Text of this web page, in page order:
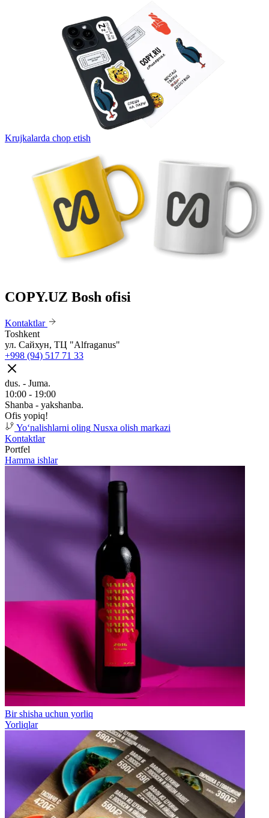
Krujkalarda chop etish
COPY.UZ Bosh ofisi
Kontaktlar
Toshkent
ул. Сайхун, ТЦ "Alfraganus"
+998 (94) 517 71 33
dus. - Juma.
10:00 - 19:00
Shanba - yakshanba.
Ofis yopiq!
Yoʻnalishlarni oling Nusxa olish markazi
Kontaktlar
Portfel
Hamma ishlar
Bir shisha uchun yorliq
Yorliqlar